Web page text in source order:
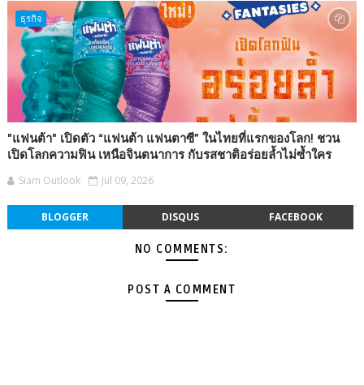
ธุรกิจ
"แฟนต้า" เปิดตัว “แฟนต้า แฟนตาซี” ในไทยที่แรกของโลก! ชวน
เปิดโลกความฟิน เหนือจินตนาการ กับรสชาติอร่อยล้ำไม่ซ้ำใคร
Siam Outlook Jul 09, 2026
BLOGGER DISQUS FACEBOOK
NO COMMENTS:
POST A COMMENT